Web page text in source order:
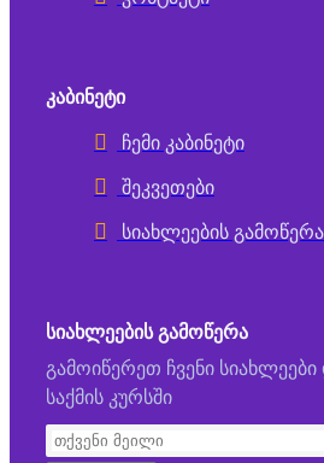
ᲙᲐᲑᲘᲜᲔᲢᲘ
ჩემი კაბინეტი
შეკვეთები
სიახლეების გამოწერა
ᲡᲘᲐᲮᲚᲔᲔᲑᲘᲡ ᲒᲐᲛᲝᲬᲔᲠᲐ
გამოიწერეთ ჩვენი
საქმის კურსში